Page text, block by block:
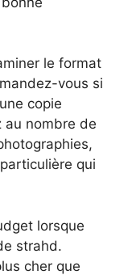
le format
vous si
copie
au nombre de
qui
lorsque
strahd.
cher que